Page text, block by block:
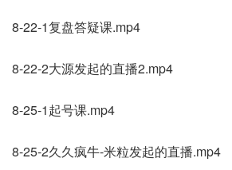
8-22-1复盘答疑课.mp4
8-22-2大源发起的直播2.mp4
8-25-1起号课.mp4
8-25-2久久疯牛-米粒发起的直播.mp4